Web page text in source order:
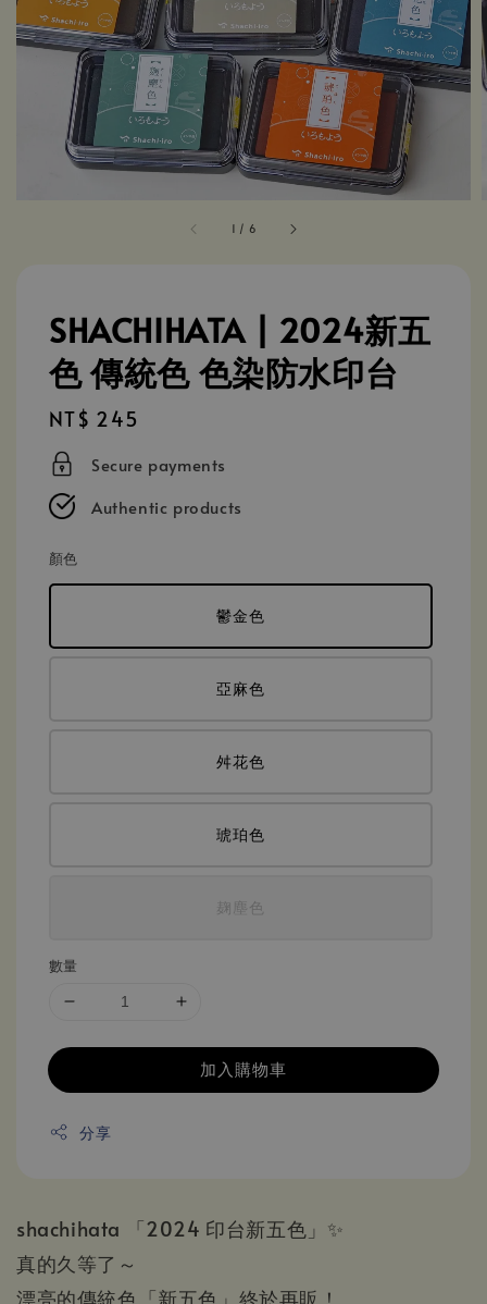
1 / 6
SHACHIHATA | 2024新五
色 傳統色 色染防水印台
Regular
price
NT$ 245
Secure payments
Authentic products
顏色
鬱金色
亞麻色
舛花色
琥珀色
麹塵色
數量
加入購物車
分享
shachihata 「2024 印台新五色」✨
真的久等了～
漂亮的傳統色「新五色」終於再販！